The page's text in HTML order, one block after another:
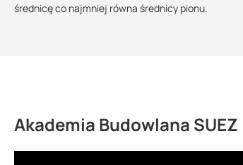
średnicę co najmniej równa średnicy pionu.
Rysunek techniczny TWOP SAN 110
Deklaracja własności użytkowych
Akademia Budowlana SUEZ